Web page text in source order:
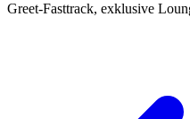
Greet-Fasttrack, exklusive